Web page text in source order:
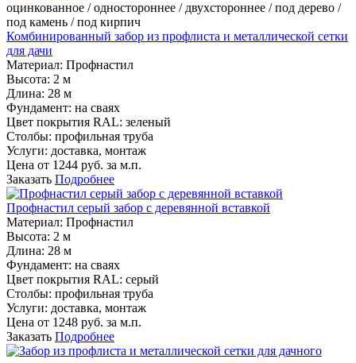
оцинкованное / одностороннее / двухстороннее / под дерево /
под камень / под кирпич
Комбинированный забор из профлиста и металлической сетки
для дачи
Материал: Профнастил
Высота: 2 м
Длина: 28 м
Фундамент: на сваях
Цвет покрытия RAL: зеленый
Столбы: профильная труба
Услуги: доставка, монтаж
Цена от 1244 руб. за м.п.
Заказать Подробнее
Профнастил серый забор с деревянной вставкой
Материал: Профнастил
Высота: 2 м
Длина: 28 м
Фундамент: на сваях
Цвет покрытия RAL: серый
Столбы: профильная труба
Услуги: доставка, монтаж
Цена от 1248 руб. за м.п.
Заказать Подробнее